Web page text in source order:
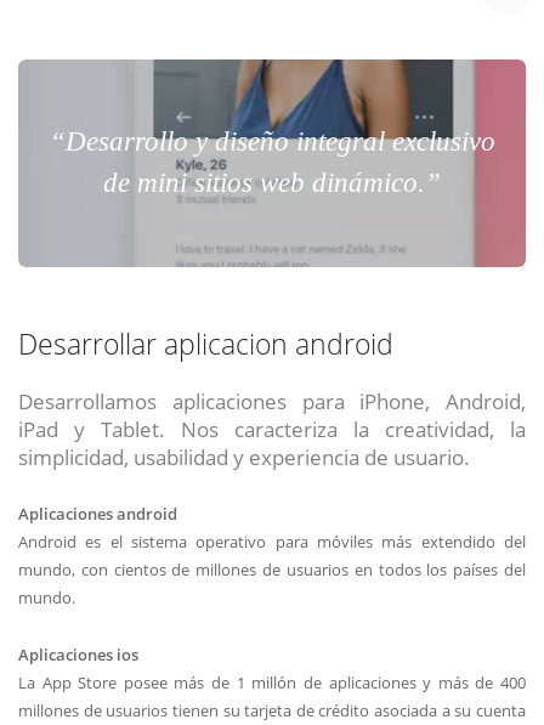
“Desarrollo y diseño integral exclusivo
de mini sitios web dinámico.”
Desarrollar aplicacion android
Desarrollamos aplicaciones para iPhone, Android,
iPad y Tablet. Nos caracteriza la creatividad, la
simplicidad, usabilidad y experiencia de usuario.
Aplicaciones android
Android es el sistema operativo para móviles más extendido del
mundo, con cientos de millones de usuarios en todos los países del
mundo.
Aplicaciones ios
La App Store posee más de 1 millón de aplicaciones y más de 400
millones de usuarios tienen su tarjeta de crédito asociada a su cuenta